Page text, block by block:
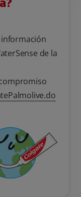
de la